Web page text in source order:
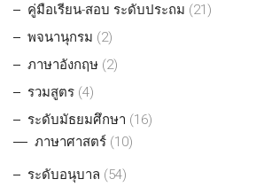
คู่มือเรียน-สอบ ระดับประถม (21)
พจนานุกรม (2)
ภาษาอังกฤษ (2)
รวมสูตร (4)
ระดับมัธยมศึกษา (16)
ภาษาศาสตร์ (10)
ระดับอนุบาล (54)